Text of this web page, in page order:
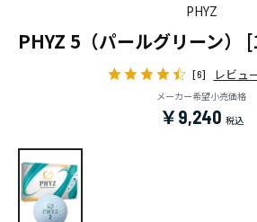
PHYZ
PHYZ 5（パールグリーン）
[6] レビュ
メーカー希望小売価格
￥9,240